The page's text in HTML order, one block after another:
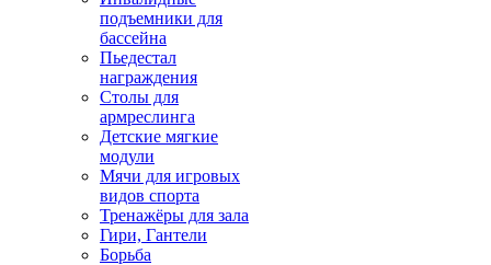
подъемники для
бассейна
Пьедестал
награждения
Столы для
армреслинга
Детские мягкие
модули
Мячи для игровых
видов спорта
Тренажёры для зала
Гири, Гантели
Борьба